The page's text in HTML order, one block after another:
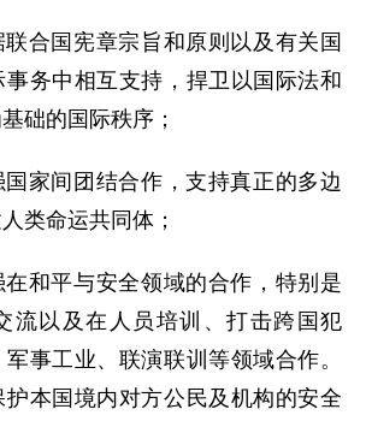
联合国宪章宗旨和原则以及有关国
事务中相互支持，捍卫以国际法和
础的国际秩序；
国家间团结合作，支持真正的多边
类命运共同体；
在和平与安全领域的合作，特别是
流以及在人员培训、打击跨国犯
事工业、联演联训等领域合作。
本国境内对方公民及机构的安全